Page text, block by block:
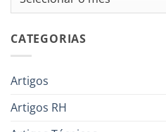
CATEGORIAS
Artigos
Artigos RH